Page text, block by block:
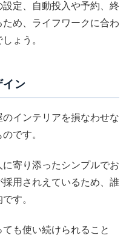
定、自動投入や予約、終
め、ライフワークに合わ
ょう。
イン
インテリアを損なわせな
です。
寄り添ったシンプルでお
用されえているため、誰
す。
も使い続けられること